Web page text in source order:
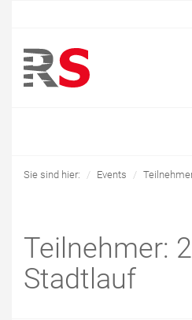
Sie sind hier: Events
Teilnehmer:
Stadtlauf